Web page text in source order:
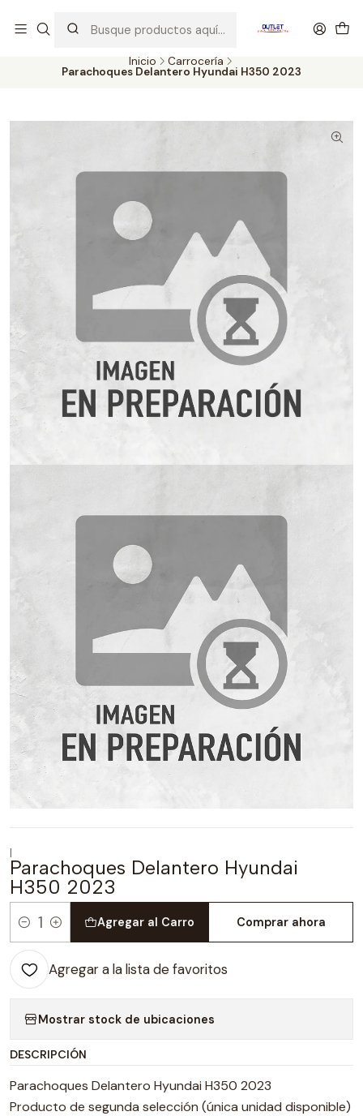
probados con altos estándares de calidad.
Inicio Carrocería
Parachoques Delantero Hyundai H350 2023
|
Parachoques Delantero Hyundai
H350 2023
Cantidad
Agregar al Carro Comprar ahora
Agregar a la lista de favoritos
Mostrar stock de ubicaciones
DESCRIPCIÓN
Parachoques Delantero Hyundai H350 2023
Producto de segunda selección (única unidad disponible)